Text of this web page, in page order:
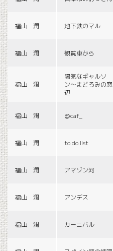
福山 潤 地下鉄のマル
福山 潤 観覧車から
福山 潤
陽気なギャルソ
ン〜まどろみの窓
辺
福山 潤 ＠caf_
福山 潤 to do list
福山 潤 アマゾン河
福山 潤 アンデス
福山 潤 カーニバル